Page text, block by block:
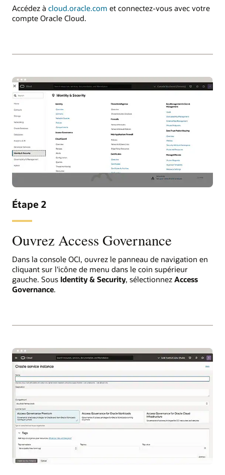
Accédez à cloud.oracle.com et connectez-vous avec votre
compte Oracle Cloud.
Étape 2
Ouvrez Access Governance
Dans la console OCI, ouvrez le panneau de navigation en
cliquant sur l'icône de menu dans le coin supérieur
gauche. Sous Identity & Security, sélectionnez Access
Governance.